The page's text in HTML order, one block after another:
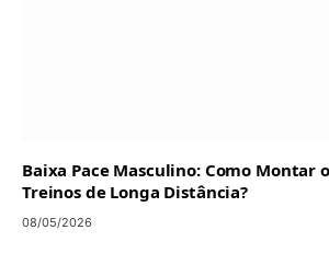
Baixa Pace Masculino: Como Montar
Treinos de Longa Distância?
08/05/2026